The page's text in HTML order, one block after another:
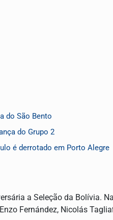
do São Bento
do Grupo 2
é derrotado em Porto Alegre
a Seleção da Bolívia.
Fernández, Nicolás